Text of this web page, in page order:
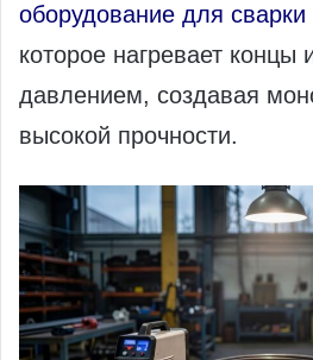
оборудование для
которое нагревает
давлением, создавая
высокой прочности.